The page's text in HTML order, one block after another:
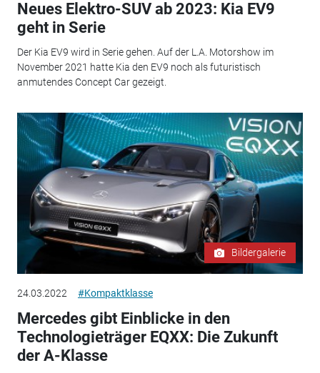
Neues Elektro-SUV ab 2023: Kia EV9
geht in Serie
Der Kia EV9 wird in Serie gehen. Auf der L.A. Motorshow im
November 2021 hatte Kia den EV9 noch als futuristisch
anmutendes Concept Car gezeigt.
Bildergalerie
24.03.2022 #Kompaktklasse
Mercedes gibt Einblicke in den
Technologieträger EQXX: Die Zukunft
der A-Klasse